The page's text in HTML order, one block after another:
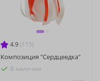
4.9 (115)
Композиция "Сердцеедка"
В наличии